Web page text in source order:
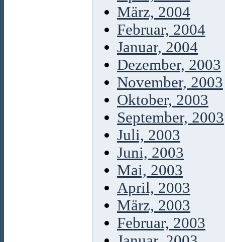
März, 2004
Februar, 2004
Januar, 2004
Dezember, 2003
November, 2003
Oktober, 2003
September, 2003
Juli, 2003
Juni, 2003
Mai, 2003
April, 2003
März, 2003
Februar, 2003